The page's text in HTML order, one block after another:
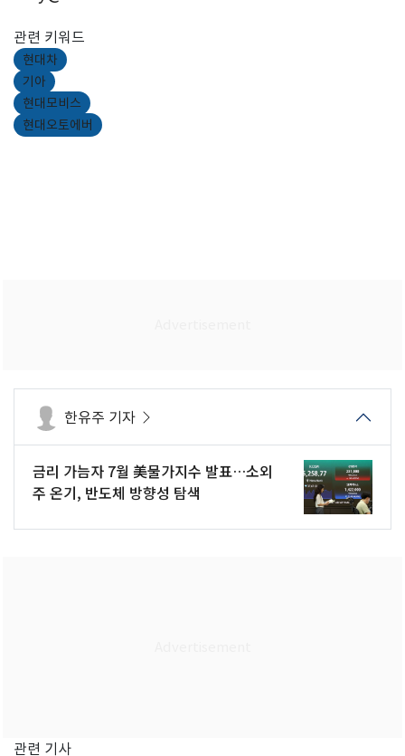
관련 키워드
현대차
기아
현대모비스
현대오토에버
한유주 기자
금리 가늠자 7월 美물가지수 발표…소외
주 온기, 반도체 방향성 탐색
관련 기사